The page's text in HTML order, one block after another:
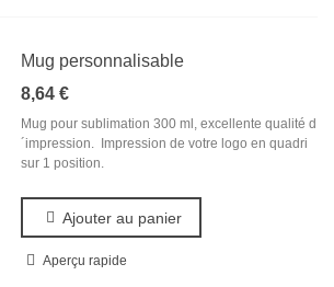
Mug personnalisable
8,64 €
Mug pour sublimation 300 ml, excellente qualité d
´impression. Impression de votre logo en quadri
sur 1 position.
Ajouter au panier
Aperçu rapide